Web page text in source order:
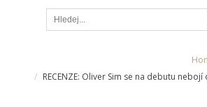
RECENZE: Oliver Sim se na debutu